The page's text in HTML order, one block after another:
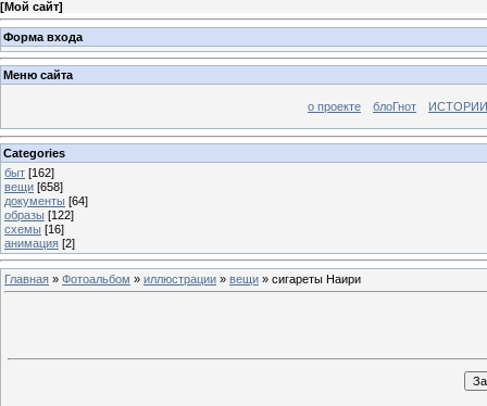
[Мой сайт]
Форма входа
Меню сайта
о проекте блоГнот
Categories
быт [162]
вещи [658]
документы [64]
образы [122]
схемы [16]
анимация [2]
Главная » Фотоальбом » иллюстрации » вещи » сигареты Наири